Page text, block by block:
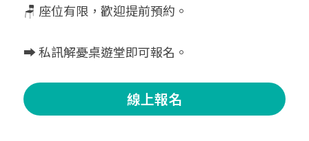
🪑 座位有限，歡迎提前預約。
➡️ 私訊解憂桌遊堂即可報名。
線上報名